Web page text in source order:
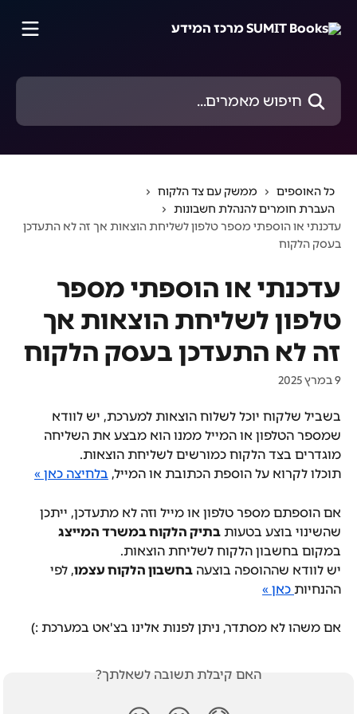
חיפוש מאמרים...
כל האוספים
ממשק עם צד הלקוח
העברת חומרים להנהלת חשבונות
עדכנתי או הוספתי מספר טלפון לשליחת הוצאות אך זה לא התעדכן
בעסק הלקוח
עדכנתי או הוספתי מספר
טלפון לשליחת הוצאות אך
זה לא התעדכן בעסק הלקוח
9 במרץ 2025
בשביל שלקוח יוכל לשלוח הוצאות למערכת, יש לוודא
שמספר הטלפון או המייל ממנו הוא מבצע את השליחה
מוגדרים בצד הלקוח כמורשים לשליחת הוצאות.
תוכלו לקרוא על הוספת הכתובת או המייל, בלחיצה כאן »
אם הוספתם מספר טלפון או מייל וזה לא מתעדכן, ייתכן
שהשינוי בוצע בטעות בתיק הלקוח במשרד המייצג
במקום בחשבון הלקוח לשליחת הוצאות.
יש לוודא שההוספה בוצעה בחשבון הלקוח עצמו, לפי
ההנחיות כאן »
אם משהו לא מסתדר, ניתן לפנות אלינו בצ'אט במערכת :)
האם קיבלת תשובה לשאלתך?